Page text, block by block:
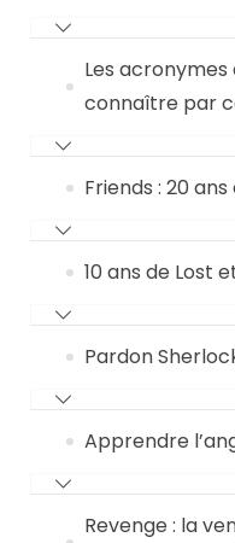
Les
connaître par
Friends : 20
10 ans de Lost
Pardon
Apprendre
Revenge : la